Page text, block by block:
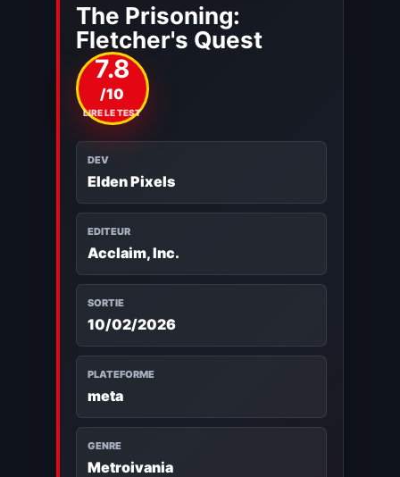
The Prisoning:
Fletcher's Quest
7.8
/10
LIRE LE TEST
DEV
Elden Pixels
EDITEUR
Acclaim, Inc.
SORTIE
10/02/2026
PLATEFORME
meta
GENRE
Metroivania